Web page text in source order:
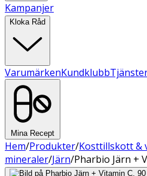
Kampanjer
Kloka Råd
VarumärkenKundklubb
Mina Recept
Hem/Produkter/Kosttillskott &
mineraler/Järn/Pharbio Järn +